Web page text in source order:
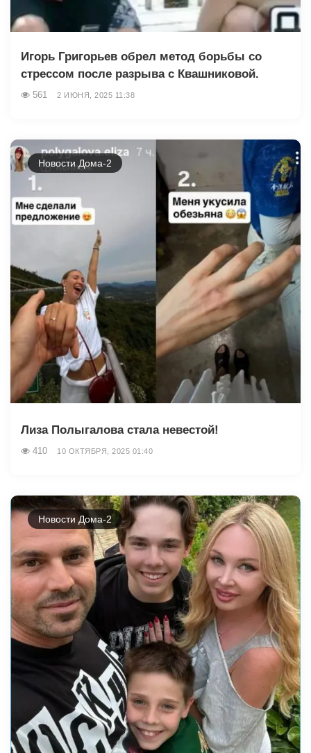
Игорь Григорьев обрел метод борьбы со
стрессом после разрыва с Квашниковой.
561 2 ИЮНЯ, 2025 11:38
Новости Дома-2
Лиза Полыгалова стала невестой!
410 10 ОКТЯБРЯ, 2025 01:40
Новости Дома-2